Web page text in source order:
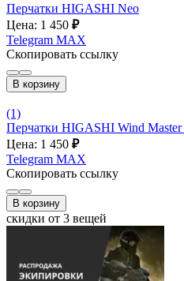
Перчатки HIGASHI Neo
Цена: 1 450 ₽
Telegram MAX
Скопировать ссылку
В корзину
(1)
Перчатки HIGASHI Wind
Цена: 1 450 ₽
Telegram MAX
Скопировать ссылку
В корзину
скидки от 3 вещей